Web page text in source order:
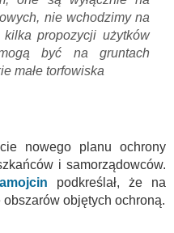
nie wchodzimy na
propozycji użytków
być na gruntach
małe torfowiska
nowego planu ochrony
i samorządowców.
podkreślał, że na
objętych ochroną.